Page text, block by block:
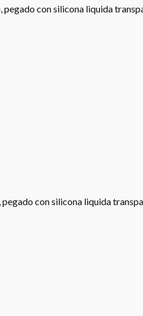
pegado con silicona liquida
con silicona liquida